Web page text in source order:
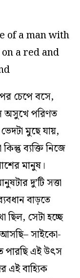
চেপে বসে,
অসুখে পরিণত
মুছে যায়,
ব্যক্তি নিজে
মানুষ।
দু’টি সত্তা
বাড়তে
সেটা হচ্ছে
সাইকো-
পারছি এই উৎস
এই বাহ্যিক